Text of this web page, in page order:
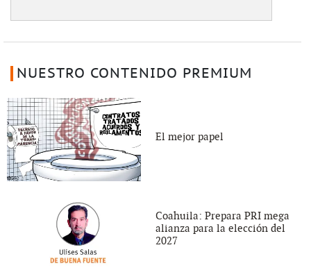
NUESTRO CONTENIDO PREMIUM
El mejor papel
Coahuila: Prepara PRI mega
alianza para la elección del
2027